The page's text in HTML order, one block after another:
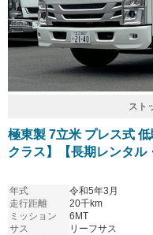
スト
極東製 7立米 プレス式
クラス】【長期レンタル
年式
令和5年3月
走行距離
20千km
ミッション
6MT
サス
リーフサス